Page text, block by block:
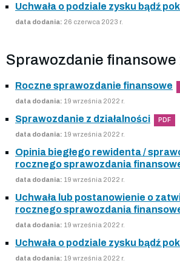
Uchwała o podziale zysku bądź
data dodania: 26 czerwca 2023 r.
Sprawozdanie finansowe
Roczne sprawozdanie finansowe
data dodania: 19 września 2022 r.
Sprawozdanie z działalności PDF
data dodania: 19 września 2022 r.
Opinia biegłego rewidenta /
rocznego sprawozdania
data dodania: 19 września 2022 r.
Uchwała lub postanowienie o
rocznego sprawozdania
data dodania: 19 września 2022 r.
Uchwała o podziale zysku bądź
data dodania: 19 września 2022 r.